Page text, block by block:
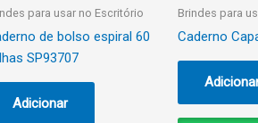
para usar no Escritório
de bolso espiral 60
SP93707
Adicionar
Brindes para
Caderno